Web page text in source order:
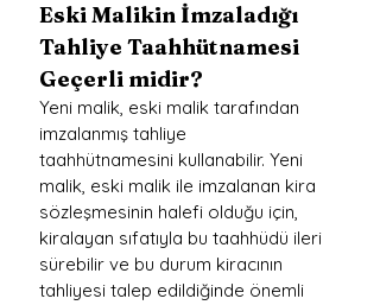
Eski Malikin İmzaladığı
Tahliye Taahhütnamesi
Geçerli midir?
Yeni malik, eski malik tarafından
imzalanmış tahliye
taahhütnamesini kullanabilir. Yeni
malik, eski malik ile imzalanan kira
sözleşmesinin halefi olduğu için,
kiralayan sıfatıyla bu taahhüdü ileri
sürebilir ve bu durum kiracının
tahliyesi talep edildiğinde önemli